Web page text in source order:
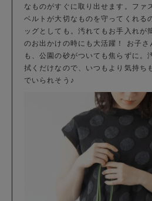
なものがすぐに取り出せます。ファ
ベルトが大切なものを守ってくれる
ッグとしても。汚れてもお手入れが
のお出かけの時にも大活躍！ お子
も、公園の砂がついても焦らずに。
拭くだけなので、いつもより気持ち
でいられそう♪